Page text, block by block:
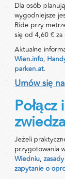
Dla osób
wygodniejsze
Ride przy
się od 4,60 €
Aktualne
Wien.info,
parken.at.
Umów się
Jeżeli
przygotowania
Wiedniu,
zapytanie o